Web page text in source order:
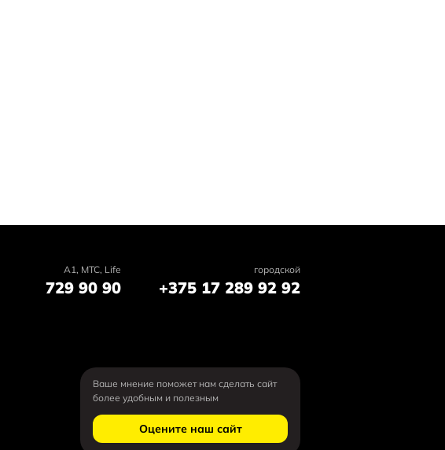
А1, MTC, Life
729 90 90
городской
+375 17 289 92 92
Ваше мнение поможет нам сделать сайт
более удобным и полезным
Оцените наш сайт